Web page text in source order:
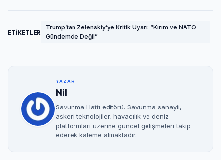
ETİKETLER
Trump’tan Zelenskiy’ye Kritik Uyarı: “Kırım ve NATO
Gündemde Değil”
YAZAR
Nil
Savunma Hattı editörü. Savunma sanayii,
askeri teknolojiler, havacılık ve deniz
platformları üzerine güncel gelişmeleri takip
ederek kaleme almaktadır.